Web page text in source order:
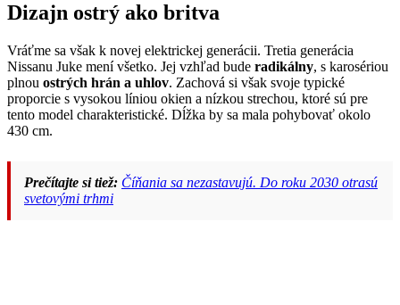
Dizajn ostrý ako britva
Vráťme sa však k novej elektrickej generácii. Tretia generácia
Nissanu Juke mení všetko. Jej vzhľad bude radikálny, s karosériou
plnou ostrých hrán a uhlov. Zachová si však svoje typické
proporcie s vysokou líniou okien a nízkou strechou, ktoré sú pre
tento model charakteristické. Dĺžka by sa mala pohybovať okolo
430 cm.
Prečítajte si tiež: Číňania sa nezastavujú. Do roku 2030 otrasú
svetovými trhmi